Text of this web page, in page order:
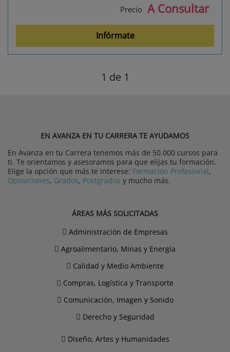
Precio A Consultar
Infórmate
1 de 1
EN AVANZA EN TU CARRERA TE AYUDAMOS
En Avanza en tu Carrera tenemos más de 50.000 cursos para
ti. Te orientamos y asesoramos para que elijas tu formación.
Elige la opción que más te interese: Formación Profesional,
Oposiciones, Grados, Postgrados y mucho más.
ÁREAS MÁS SOLICITADAS
Administración de Empresas
Agroalimentario, Minas y Energía
Calidad y Medio Ambiente
Compras, Logística y Transporte
Comunicación, Imagen y Sonido
Derecho y Seguridad
Diseño, Artes y Humanidades